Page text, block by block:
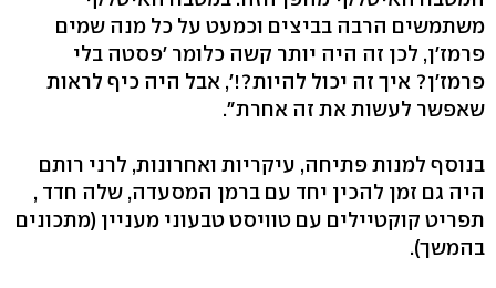
משתמשים הרבה בביצים וכמעט על כל מנה שמים
פרמז'ן, לכן זה היה יותר קשה כלומר 'פסטה בלי
פרמז'ן? איך זה יכול להיות?!', אבל היה כיף לראות
שאפשר לעשות את זה אחרת".
בנוסף למנות פתיחה, עיקריות ואחרונות, לרני רותם
היה גם זמן להכין יחד עם ברמן המסעדה, שלה חדד ,
תפריט קוקטיילים עם טוויסט טבעוני מעניין (מתכונים
בהמשך).